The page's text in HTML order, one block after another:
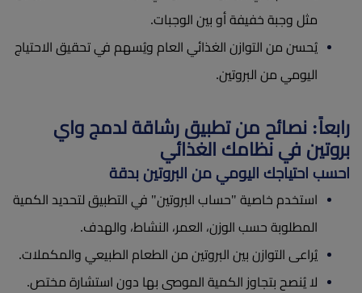
مثل وجبة خفيفة أو بين الوجبات.
يُحسن من التوازن الغذائي العام ويُسهم في تحقيق الاحتياج
اليومي من البروتين.
رابعاً: نصائح من تطبيق رشاقة لدمج واي
بروتين في نظامك الغذائي
احسب احتياجك اليومي من البروتين بدقة
استخدم خاصية "حساب البروتين" في التطبيق لتحديد الكمية
المطلوبة حسب الوزن، العمر، النشاط، والهدف.
يُراعى التوازن بين البروتين من الطعام الطبيعي والمكملات.
لا يُنصح بتجاوز الكمية الموصى بها دون استشارة مختص.